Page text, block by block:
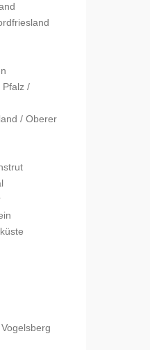
Pfalz /
/ Oberer